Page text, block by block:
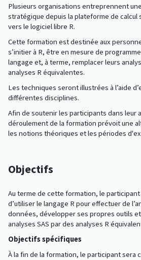
Plusieurs organisations entreprennent
stratégique depuis la plateforme de calcul
vers le logiciel libre R.
Cette formation est destinée aux
s’initier à R, être en mesure de
langage et, à terme, remplacer leurs
analyses R équivalentes.
Les techniques seront illustrées à l’aide
différentes disciplines.
Afin de soutenir les participants dans leur
déroulement de la formation prévoit une
les notions théoriques et les périodes
Objectifs
Au terme de cette formation, le
d’utiliser le langage R pour effectuer de
données, développer ses propres outils
analyses SAS par des analyses R
Objectifs spécifiques
À la fin de la formation, le participant sera